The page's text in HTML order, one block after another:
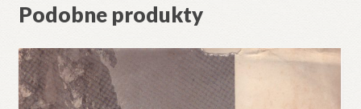
Podobne produkty